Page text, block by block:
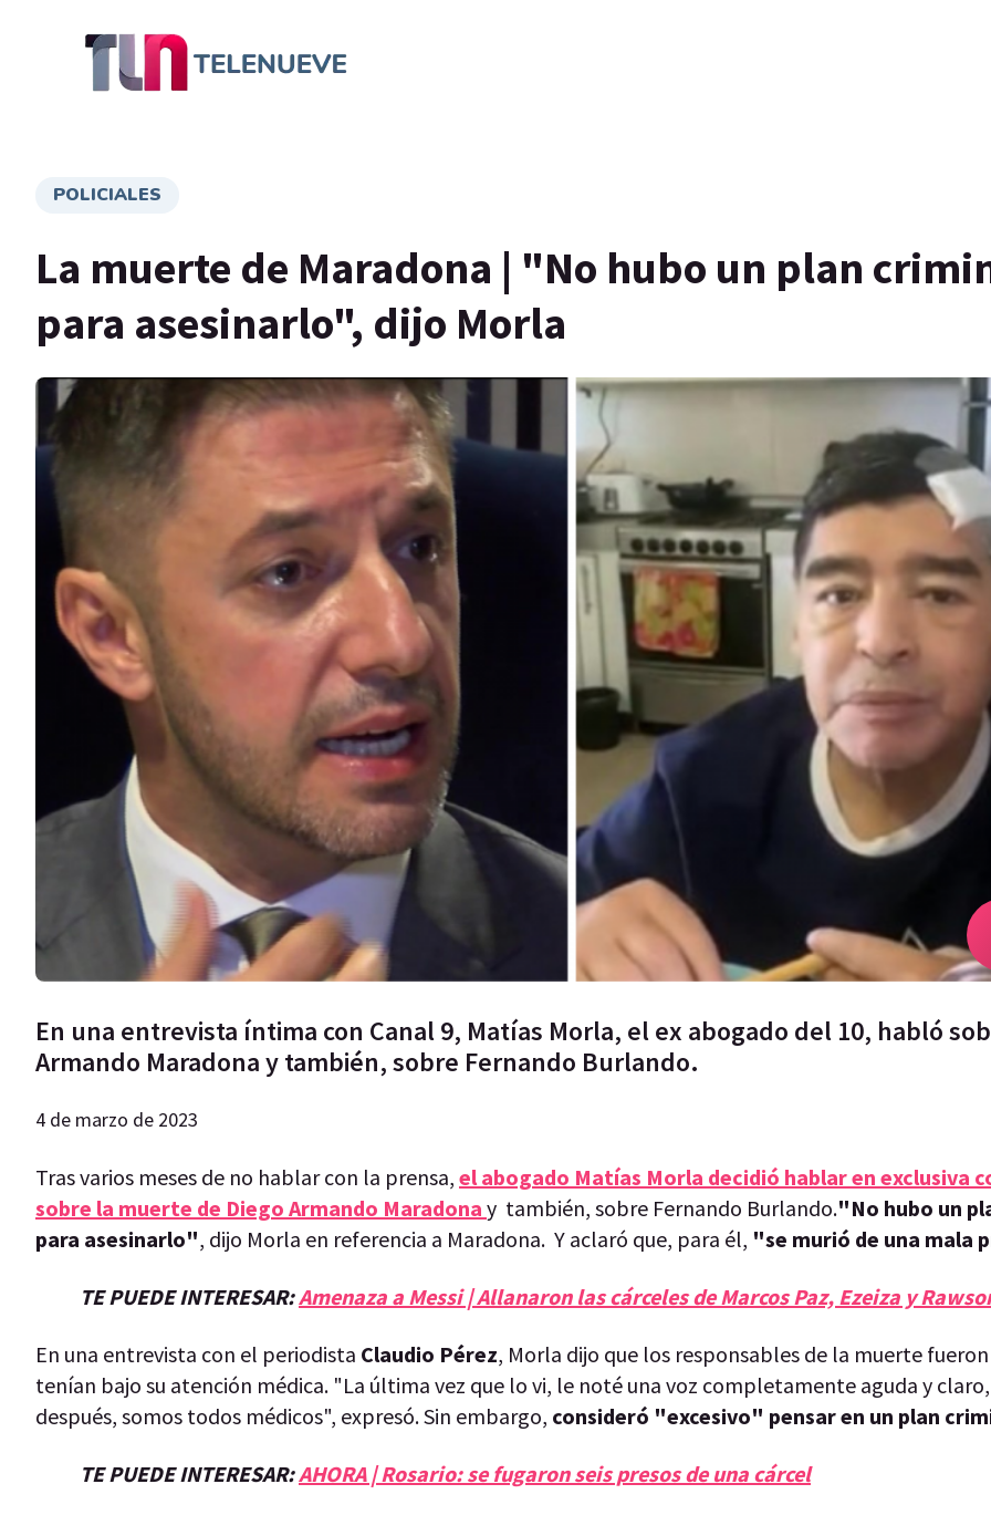
POLICIALES
La muerte de Maradona | "No hubo un plan
para asesinarlo", dijo Morla
En una entrevista íntima con Canal 9, Matías Morla, el ex abogado del 10, habló
Armando Maradona y también, sobre Fernando Burlando.
4 de marzo de 2023
Tras varios meses de no hablar con la prensa, el abogado Matías Morla decidió hablar en exclusiva
sobre la muerte de Diego Armando Maradona y también, sobre Fernando Burlando."No hubo un
para asesinarlo", dijo Morla en referencia a Maradona. Y aclaró que, para él, "se murió de una mala
TE PUEDE INTERESAR:Amenaza a Messi | Allanaron las cárceles de Marcos Paz, Ezeiza y
En una entrevista con el periodista Claudio Pérez, Morla dijo que los responsables de la muerte
tenían bajo su atención médica. "La última vez que lo vi, le noté una voz completamente aguda y claro,
después, somos todos médicos", expresó. Sin embargo, consideró "excesivo" pensar en un plan
TE PUEDE INTERESAR:AHORA | Rosario: se fugaron seis presos de una cárcel